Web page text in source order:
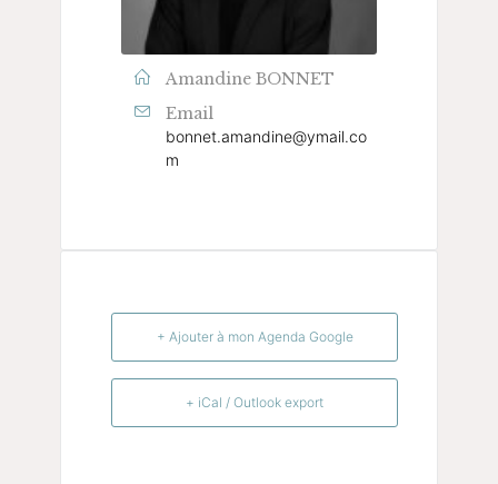
Amandine BONNET
Email
bonnet.amandine@ymail.co
m
+ Ajouter à mon Agenda Google
+ iCal / Outlook export